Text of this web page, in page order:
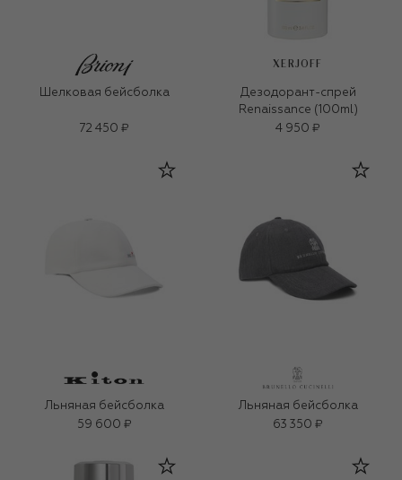
Шелковая бейсболка
72 450 ₽
XERJOFF
Дезодорант-спрей
Renaissance (100ml)
4 950 ₽
Льняная бейсболка
59 600 ₽
Льняная бейсболка
63 350 ₽